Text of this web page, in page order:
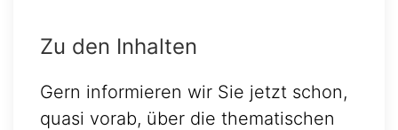
Zu den Inhalten
Gern informieren wir Sie jetzt schon,
quasi vorab, über die thematischen